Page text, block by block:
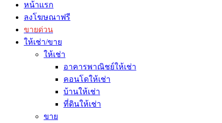
หน้าแรก
ลงโฆษณาฟรี
ขายด่วน
ให้เช่า/ขาย
ให้เช่า
อาคารพาณิชย์ให้เช่า
คอนโดให้เช่า
บ้านให้เช่า
ที่ดินให้เช่า
ขาย